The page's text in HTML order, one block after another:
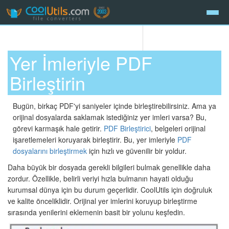
Yer İmleriyle PDF
Birleştirin
Bugün, birkaç PDF'yi saniyeler içinde birleştirebilirsiniz. Ama ya
orijinal dosyalarda saklamak istediğiniz yer imleri varsa? Bu,
görevi karmaşık hale getirir. PDF Birleştirici, belgeleri orijinal
işaretlemeleri koruyarak birleştirir. Bu, yer imleriyle PDF
dosyalarını birleştirmek için hızlı ve güvenilir bir yoldur.
Daha büyük bir dosyada gerekli bilgileri bulmak genellikle daha
zordur. Özellikle, belirli veriyi hızla bulmanın hayati olduğu
kurumsal dünya için bu durum geçerlidir. CoolUtils için doğruluk
ve kalite önceliklidir. Orijinal yer imlerini koruyup birleştirme
sırasında yenilerini eklemenin basit bir yolunu keşfedin.